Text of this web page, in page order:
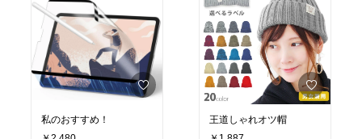
私のおすすめ！
王道しゃれオツ帽